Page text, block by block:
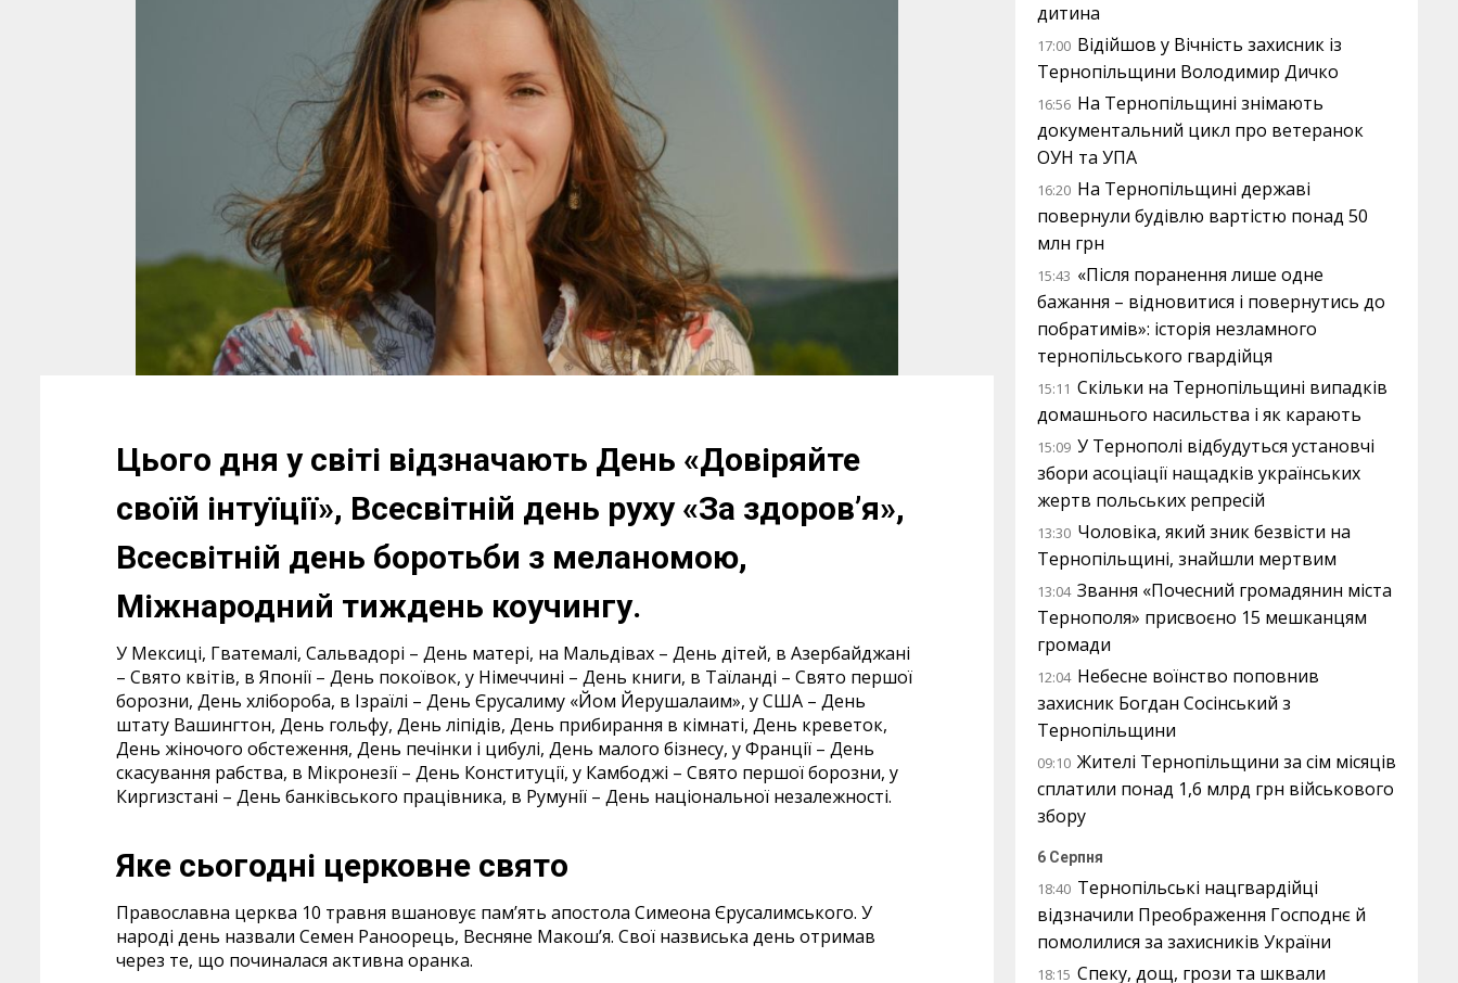
Цього дня у світі відзначають День «Довіряйте
своїй інтуїції», Всесвітній день руху «За здоров’я»,
Всесвітній день боротьби з меланомою,
Міжнародний тиждень коучингу.
У Мексиці, Гватемалі, Сальвадорі – День матері, на Мальдівах – День дітей, в Азербайджані
– Свято квітів, в Японії – День покоївок, у Німеччині – День книги, в Таїланді – Свято першої
борозни, День хлібороба, в Ізраїлі – День Єрусалиму «Йом Йерушалаим», у США – День
штату Вашингтон, День гольфу, День ліпідів, День прибирання в кімнаті, День креветок,
День жіночого обстеження, День печінки і цибулі, День малого бізнесу, у Франції – День
скасування рабства, в Мікронезії – День Конституції, у Камбоджі – Свято першої борозни, у
Киргизстані – День банківського працівника, в Румунії – День національної незалежності.
Яке сьогодні церковне свято
Православна церква 10 травня вшановує пам’ять апостола Симеона Єрусалимського. У
народі день назвали Семен Раноорець, Весняне Макош’я. Свої назвиська день отримав
через те, що починалася активна оранка.
дитина
17:00 Відійшов у Вічність захисник із
Тернопільщини Володимир Дичко
16:56 На Тернопільщині знімають
документальний цикл про ветеранок
ОУН та УПА
16:20 На Тернопільщині державі
повернули будівлю вартістю понад 50
млн грн
15:43 «Після поранення лише одне
бажання – відновитися і повернутись до
побратимів»: історія незламного
тернопільського гвардійця
15:11 Скільки на Тернопільщині випадків
домашнього насильства і як карають
15:09 У Тернополі відбудуться установчі
збори асоціації нащадків українських
жертв польських репресій
13:30 Чоловіка, який зник безвісти на
Тернопільщині, знайшли мертвим
13:04 Звання «Почесний громадянин міста
Тернополя» присвоєно 15 мешканцям
громади
12:04 Небесне воїнство поповнив
захисник Богдан Сосінський з
Тернопільщини
09:10 Жителі Тернопільщини за сім місяців
сплатили понад 1,6 млрд грн військового
збору
6 Серпня
18:40 Тернопільські нацгвардійці
відзначили Преображення Господнє й
помолилися за захисників України
18:15 Спеку, дощ, грози та шквали